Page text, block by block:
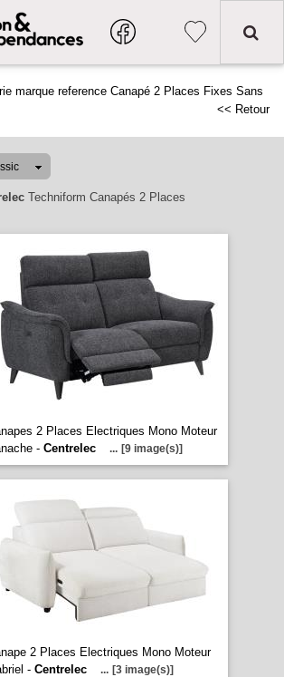
marque reference Canapé 2 Places Fixes Sans
<< Retour
Techniform Canapés 2 Places
2 Places Electriques Mono Moteur
- Centrelec ... [9 image(s)]
2 Places Electriques Mono Moteur
- Centrelec ... [3 image(s)]